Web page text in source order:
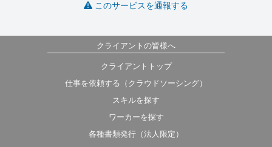
このサービスを通報する
クライアントの皆様へ
クライアントトップ
仕事を依頼する（クラウドソーシング）
スキルを探す
ワーカーを探す
各種書類発行（法人限定）